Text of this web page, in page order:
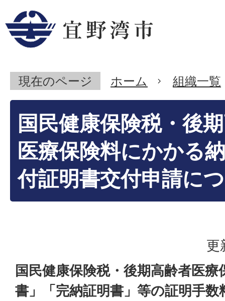
現在のページ ホーム 組織一覧
国民健康保険税・後
医療保険料にかかる
付証明書交付申請に
更
国民健康保険税・後期高齢者医
書」「完納証明書」等の証明手